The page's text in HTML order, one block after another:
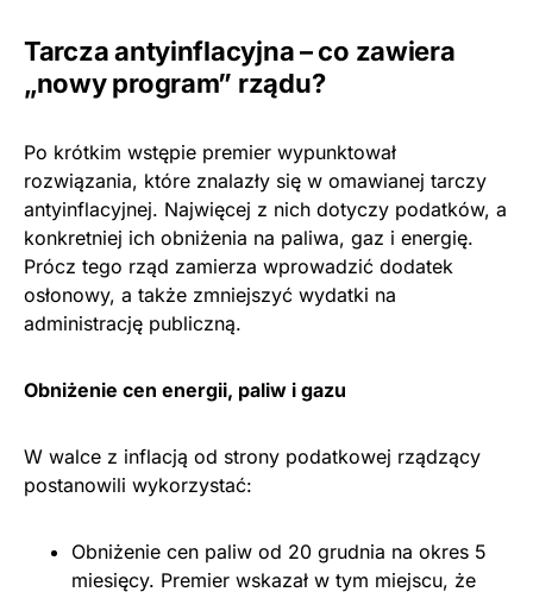
Tarcza antyinflacyjna – co zawiera
„nowy program” rządu?
Po krótkim wstępie premier wypunktował
rozwiązania, które znalazły się w omawianej tarczy
antyinflacyjnej. Najwięcej z nich dotyczy podatków, a
konkretniej ich obniżenia na paliwa, gaz i energię.
Prócz tego rząd zamierza wprowadzić dodatek
osłonowy, a także zmniejszyć wydatki na
administrację publiczną.
Obniżenie cen energii, paliw i gazu
W walce z inflacją od strony podatkowej rządzący
postanowili wykorzystać:
Obniżenie cen paliw od 20 grudnia na okres 5
miesięcy. Premier wskazał w tym miejscu, że